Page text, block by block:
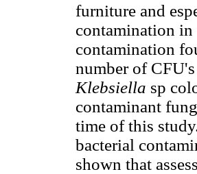
furniture and
contamination in
contamination
number of
Klebsiella sp
contaminant
time of this
bacterial
shown that